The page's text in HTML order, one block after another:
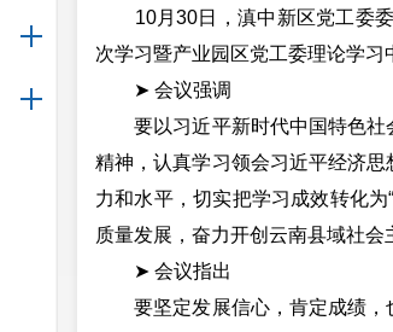
10月30日，滇中新区党工委委
次学习暨产业园区党工委理论学习
➤ 会议强调
要以习近平新时代中国特色社
精神，认真学习领会习近平经济
力和水平，切实把学习成效转化
质量发展，奋力开创云南县域社会
➤ 会议指出
要坚定发展信心，肯定成绩，